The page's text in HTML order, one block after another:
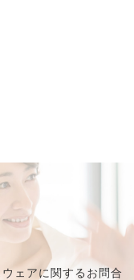
ェアに関するお問合